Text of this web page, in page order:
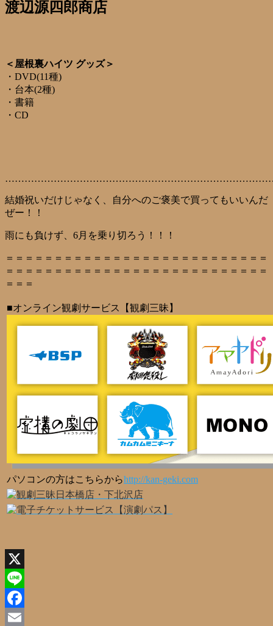
渡辺源四郎商店
＜屋根裏ハイツ グッズ＞
・DVD(11種)
・台本(2種)
・書籍
・CD
結婚祝いだけじゃなく、自分へのご褒美で買ってもいいんだ
ぜー！！
雨にも負けず、6月を乗り切ろう！！！
＝＝＝＝＝＝＝＝＝＝＝＝＝＝＝＝＝＝＝＝＝＝＝＝＝＝＝
＝＝＝＝＝＝＝＝＝＝＝＝＝＝＝＝＝＝＝＝＝＝＝＝＝＝＝
＝＝＝
■オンライン観劇サービス【観劇三昧】
パソコンの方はこちらからhttp://kan-geki.com
X
Line
Facebook